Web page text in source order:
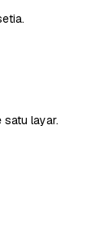
satu layar.